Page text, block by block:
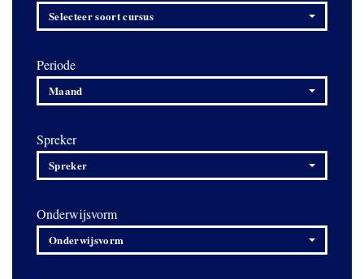
Selecteer soort cursus
Periode
Maand
Spreker
Spreker
Onderwijsvorm
Onderwijsvorm